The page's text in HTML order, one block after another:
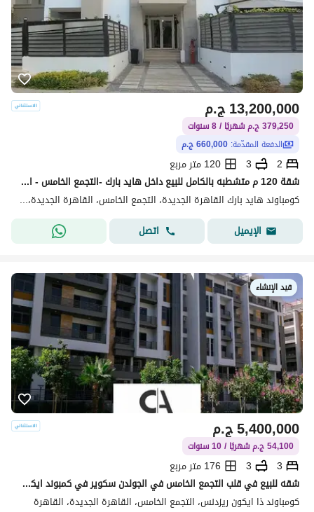
ج.م13,200,000
379,250 ج.م شهريًا / 8 سنوات
الدفعة المقدّمة: 660,000 ج.م
2
3
120 متر مربع
شقة 120 م متشطبه بالكامل للبيع داخل هايد بارك -التجمع الخامس - القاهره الجديده - بأقل مقدم وتقسيط 8 سنوات -استلم بعد سنه - 2 غرف
كومباوند هايد بارك القاهرة الجديدة، التجمع الخامس، القاهرة الجديدة، القاهرة
الإيميل
اتصل
قيد الإنشاء
ج.م5,400,000
54,100 ج.م شهريًا / 10 سنوات
3
3
176 متر مربع
شقه للبيع في قلب التجمع الخامس في الجولدن سكوير في كمبوند ايكون مقدم 5% وقسط علي 10 سنوات مع خصم كاش 35% | * Icon *
كومباوند ذا ايكون ريزدنس، التجمع الخامس، القاهرة الجديدة، القاهرة